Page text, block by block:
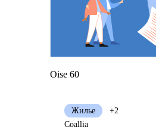
Oise 60
Жилье
+2
Coallia